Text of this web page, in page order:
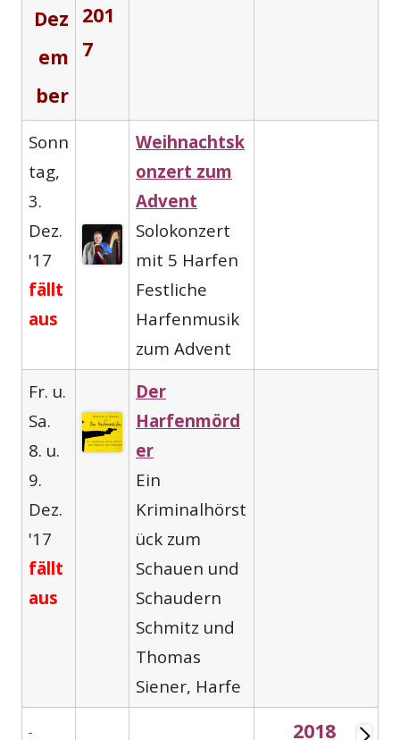
Dez
em
ber
201
7
Sonn
tag,
3.
Dez.
'17
fällt
aus
Weihnachtsk
onzert zum
Advent
Solokonzert
mit 5 Harfen
Festliche
Harfenmusik
zum Advent
Fr. u.
Sa.
8. u.
9.
Dez.
'17
fällt
aus
Der
Harfenmörd
er
Ein
Kriminalhörst
ück zum
Schauen und
Schaudern
Schmitz und
Thomas
Siener, Harfe
2018